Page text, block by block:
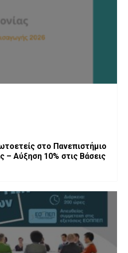
στο Πανεπιστήμιο
– Αύξηση 10% στις Βάσεις